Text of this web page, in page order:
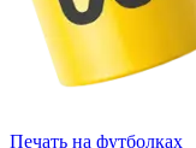
Печать на футболках